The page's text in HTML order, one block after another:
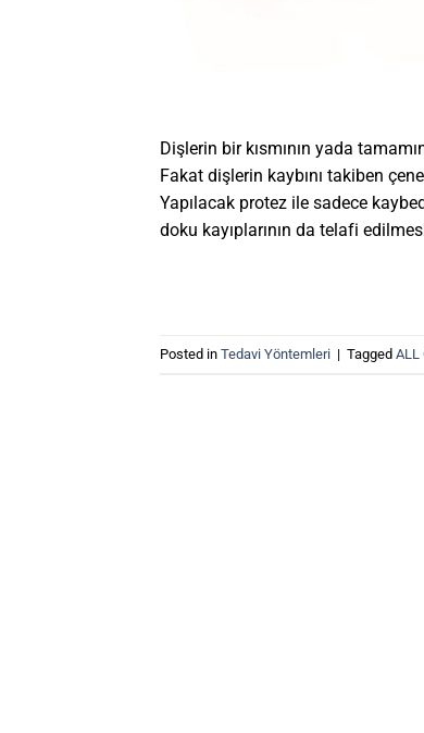
Dişlerin bir kısmının yada
Fakat dişlerin kaybını takiben
Yapılacak protez ile sadece
doku kayıplarının da telafi
Posted in Tedavi Yöntemleri | Tagged ALL